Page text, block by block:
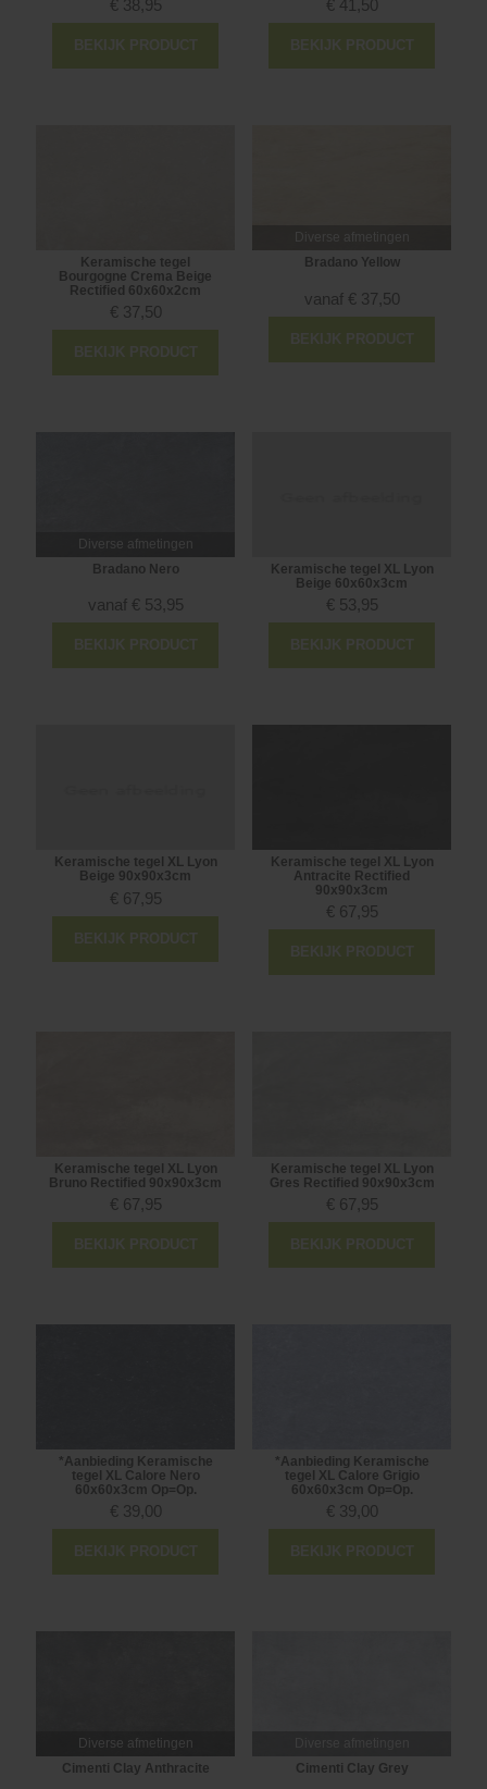
€ 38,95
BEKIJK PRODUCT
€ 41,50
BEKIJK PRODUCT
Keramische tegel
Bourgogne Crema Beige
Rectified 60x60x2cm
€ 37,50
BEKIJK PRODUCT
Diverse afmetingen
Bradano Yellow
vanaf € 37,50
BEKIJK PRODUCT
Diverse afmetingen
Bradano Nero
vanaf € 53,95
BEKIJK PRODUCT
Keramische tegel XL Lyon
Beige 60x60x3cm
€ 53,95
BEKIJK PRODUCT
Keramische tegel XL Lyon
Beige 90x90x3cm
€ 67,95
BEKIJK PRODUCT
Keramische tegel XL Lyon
Antracite Rectified
90x90x3cm
€ 67,95
BEKIJK PRODUCT
Keramische tegel XL Lyon
Bruno Rectified 90x90x3cm
€ 67,95
BEKIJK PRODUCT
Keramische tegel XL Lyon
Gres Rectified 90x90x3cm
€ 67,95
BEKIJK PRODUCT
*Aanbieding Keramische
tegel XL Calore Nero
60x60x3cm Op=Op.
€ 39,00
BEKIJK PRODUCT
*Aanbieding Keramische
tegel XL Calore Grigio
60x60x3cm Op=Op.
€ 39,00
BEKIJK PRODUCT
Diverse afmetingen
Cimenti Clay Anthracite
Cimenti Clay Grey